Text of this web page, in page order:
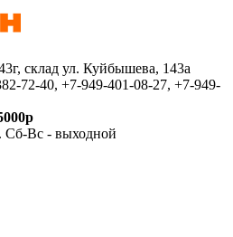
склад ул. Куйбышева, 143а
72-40, +7-949-401-08-27, +7-949-
Сб-Вс - выходной